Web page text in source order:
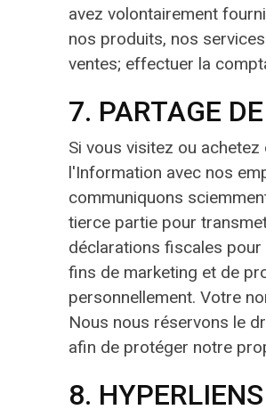
avez volontairement
nos produits, nos
ventes; effectuer la
7. PARTAGE
Si vous visitez ou
l'Information avec nos
communiquons
tierce partie pour
déclarations fiscales pour
fins de marketing et de
personnellement. Votre
Nous nous réservons le
afin de protéger notre
8. HYPERLIENS